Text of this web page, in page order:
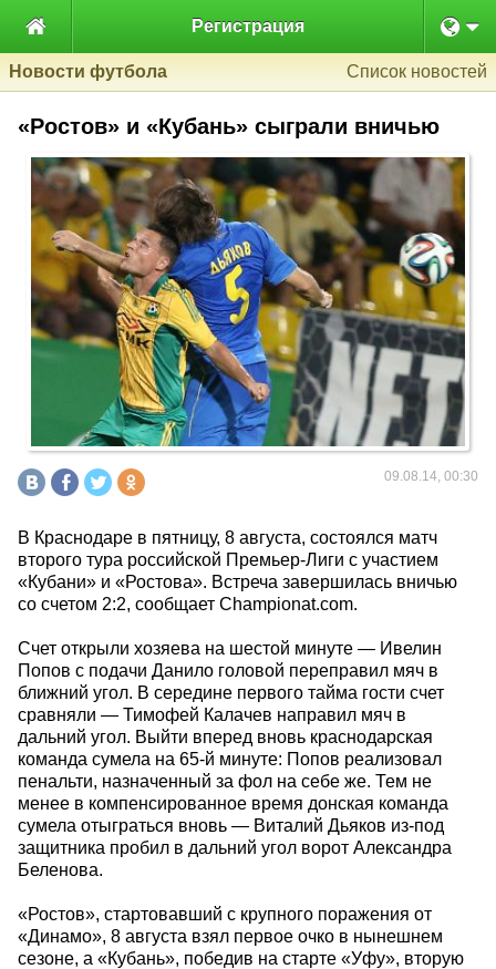
 Регистрация
Новости футбола Список новостей
«Ростов» и «Кубань» сыграли вничью
09.08.14, 00:30
В Краснодаре в пятницу, 8 августа, состоялся матч
второго тура российской Премьер-Лиги с участием
«Кубани» и «Ростова». Встреча завершилась вничью
со счетом 2:2, сообщает Championat.com.
Счет открыли хозяева на шестой минуте — Ивелин
Попов с подачи Данило головой переправил мяч в
ближний угол. В середине первого тайма гости счет
сравняли — Тимофей Калачев направил мяч в
дальний угол. Выйти вперед вновь краснодарская
команда сумела на 65-й минуте: Попов реализовал
пенальти, назначенный за фол на себе же. Тем не
менее в компенсированное время донская команда
сумела отыграться вновь — Виталий Дьяков из-под
защитника пробил в дальний угол ворот Александра
Беленова.
«Ростов», стартовавший с крупного поражения от
«Динамо», 8 августа взял первое очко в нынешнем
сезоне, а «Кубань», победив на старте «Уфу», вторую